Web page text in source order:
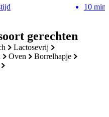
gerechten
lactosevrij
oven
borrelhapje
10 min